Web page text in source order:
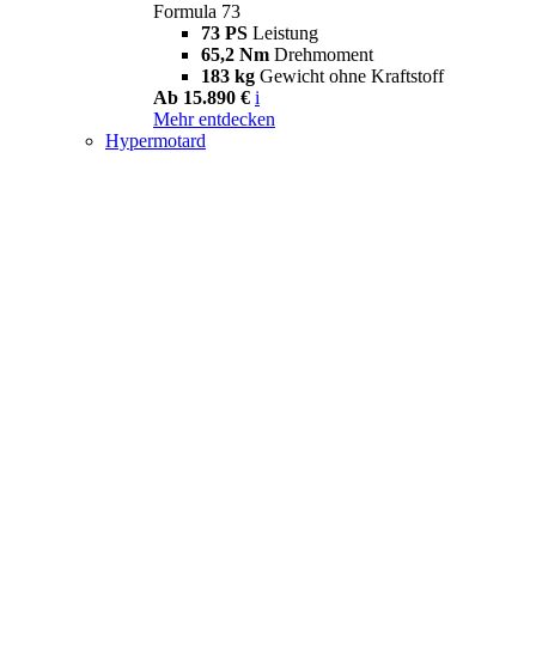
Formula 73
73 PS Leistung
65,2 Nm Drehmoment
183 kg Gewicht ohne Kraftstoff
Ab 15.890 € i
Mehr entdecken
Hypermotard